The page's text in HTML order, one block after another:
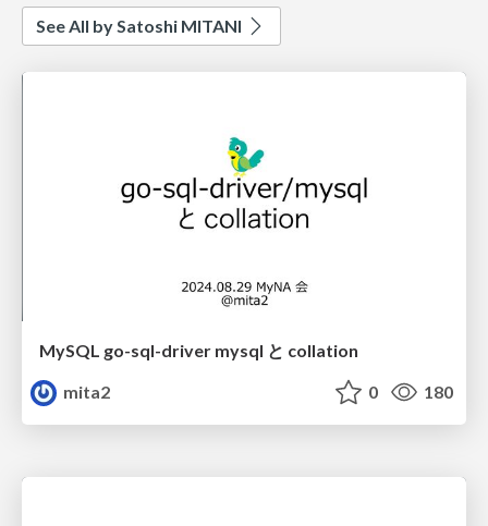
See All by Satoshi MITANI
MySQL go-sql-driver mysql と collation
mita2
0 180